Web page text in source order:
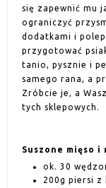
się zapewnić mu
ograniczyć
dodatkami i
przygotować
tanio, pysznie i
samego rana, a
Zróbcie je, a
tych sklepowych.
Suszone mięso i
ok. 30
200g piersi z